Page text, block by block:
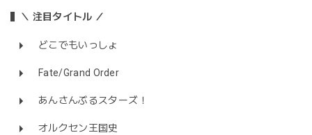
＼ 注目タイトル ／
どこでもいっしょ
Fate/Grand Order
あんさんぶるスターズ！
オルクセン王国史